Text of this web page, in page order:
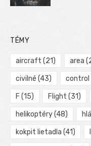
TÉMY
aircraft (21) area
civilné (43) control
F (15) Flight (31)
helikoptéry(48)
kokpit lietadla (41)